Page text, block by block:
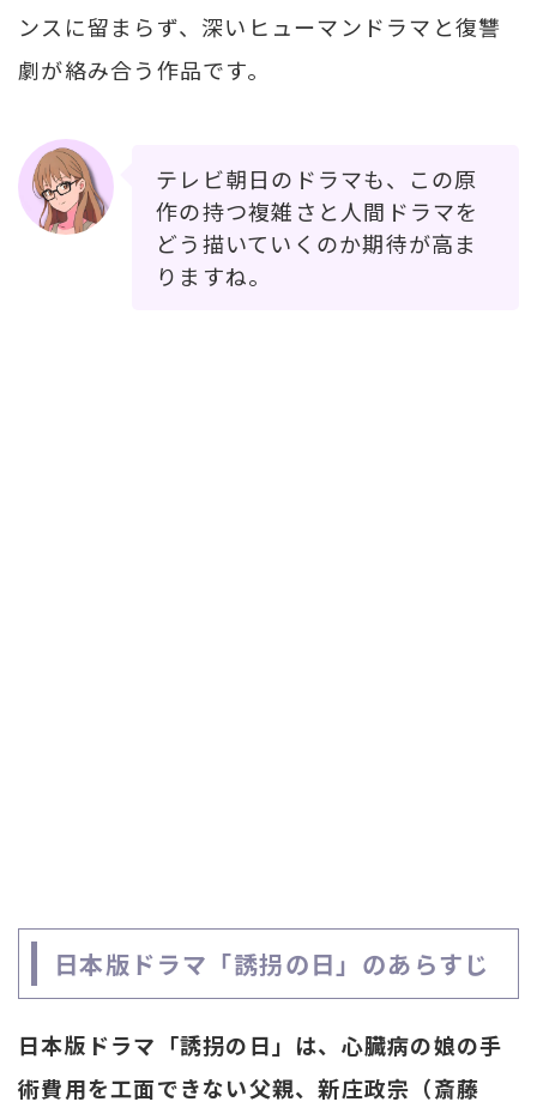
ンスに留まらず、深いヒューマンドラマと復讐
劇が絡み合う作品です。
テレビ朝日のドラマも、この原
作の持つ複雑さと人間ドラマを
どう描いていくのか期待が高ま
りますね。
日本版ドラマ「誘拐の日」のあらすじ
日本版ドラマ「誘拐の日」は、心臓病の娘の手
術費用を工面できない父親、新庄政宗（斎藤